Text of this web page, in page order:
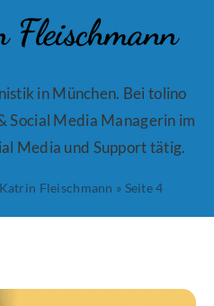
in München. Bei tolino
Social Media Managerin im
Media und Support tätig.
Fleischmann » Seite 4